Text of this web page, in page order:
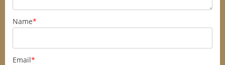
Name*
Email*